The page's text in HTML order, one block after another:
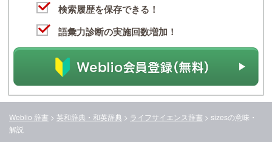
検索履歴を保存できる！
語彙力診断の実施回数増加！
Weblio 辞書 > 英和辞典・和英辞典 > ライフサイエンス辞書 > sizesの意味・
解説